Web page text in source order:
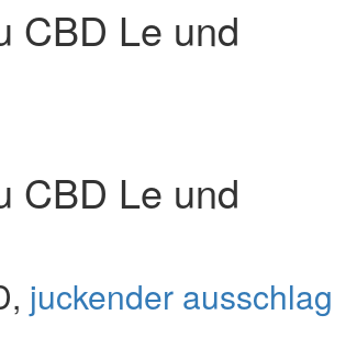
CBD Le und
CBD Le und
juckender ausschlag